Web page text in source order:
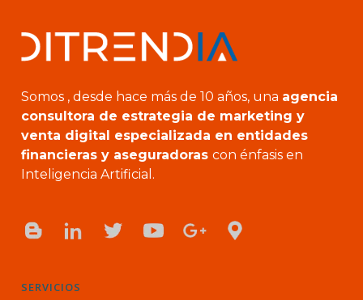
Somos , desde hace más de 10 años, una agencia
consultora de estrategia de marketing y
venta digital especializada en entidades
financieras y aseguradoras con énfasis en
Inteligencia Artificial.
SERVICIOS